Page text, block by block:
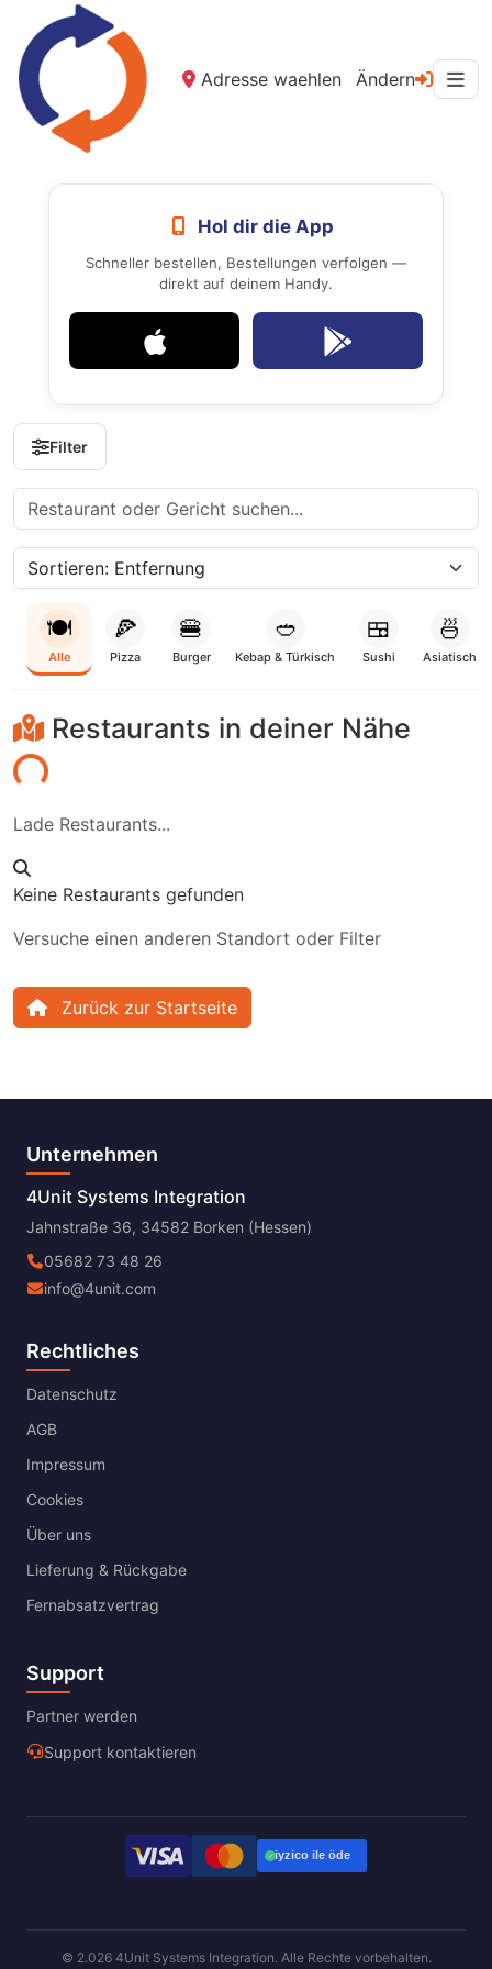
Adresse waehlen Ändern
Hol dir die App
Schneller bestellen, Bestellungen verfolgen —
direkt auf deinem Handy.
Filter
🍽️
Alle
🍕
Pizza
🍔
Burger
🥙
Kebap & Türkisch
🍱
Sushi
🍜
Asiatisch
Restaurants in deiner Nähe
Lade Restaurants...
Keine Restaurants gefunden
Versuche einen anderen Standort oder Filter
Zurück zur Startseite
Unternehmen
4Unit Systems Integration
Jahnstraße 36, 34582 Borken (Hessen)
05682 73 48 26
info@4unit.com
Rechtliches
Datenschutz
AGB
Impressum
Cookies
Über uns
Lieferung & Rückgabe
Fernabsatzvertrag
Support
Partner werden
Support kontaktieren
© 2.026 4Unit Systems Integration. Alle Rechte vorbehalten.